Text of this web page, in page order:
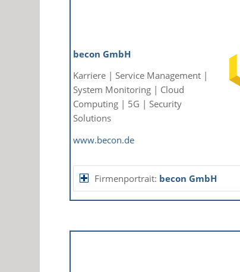
becon GmbH
Karriere | Service Management |
System Monitoring | Cloud
Computing | 5G | Security
Solutions
www.becon.de
Firmenportrait: becon GmbH